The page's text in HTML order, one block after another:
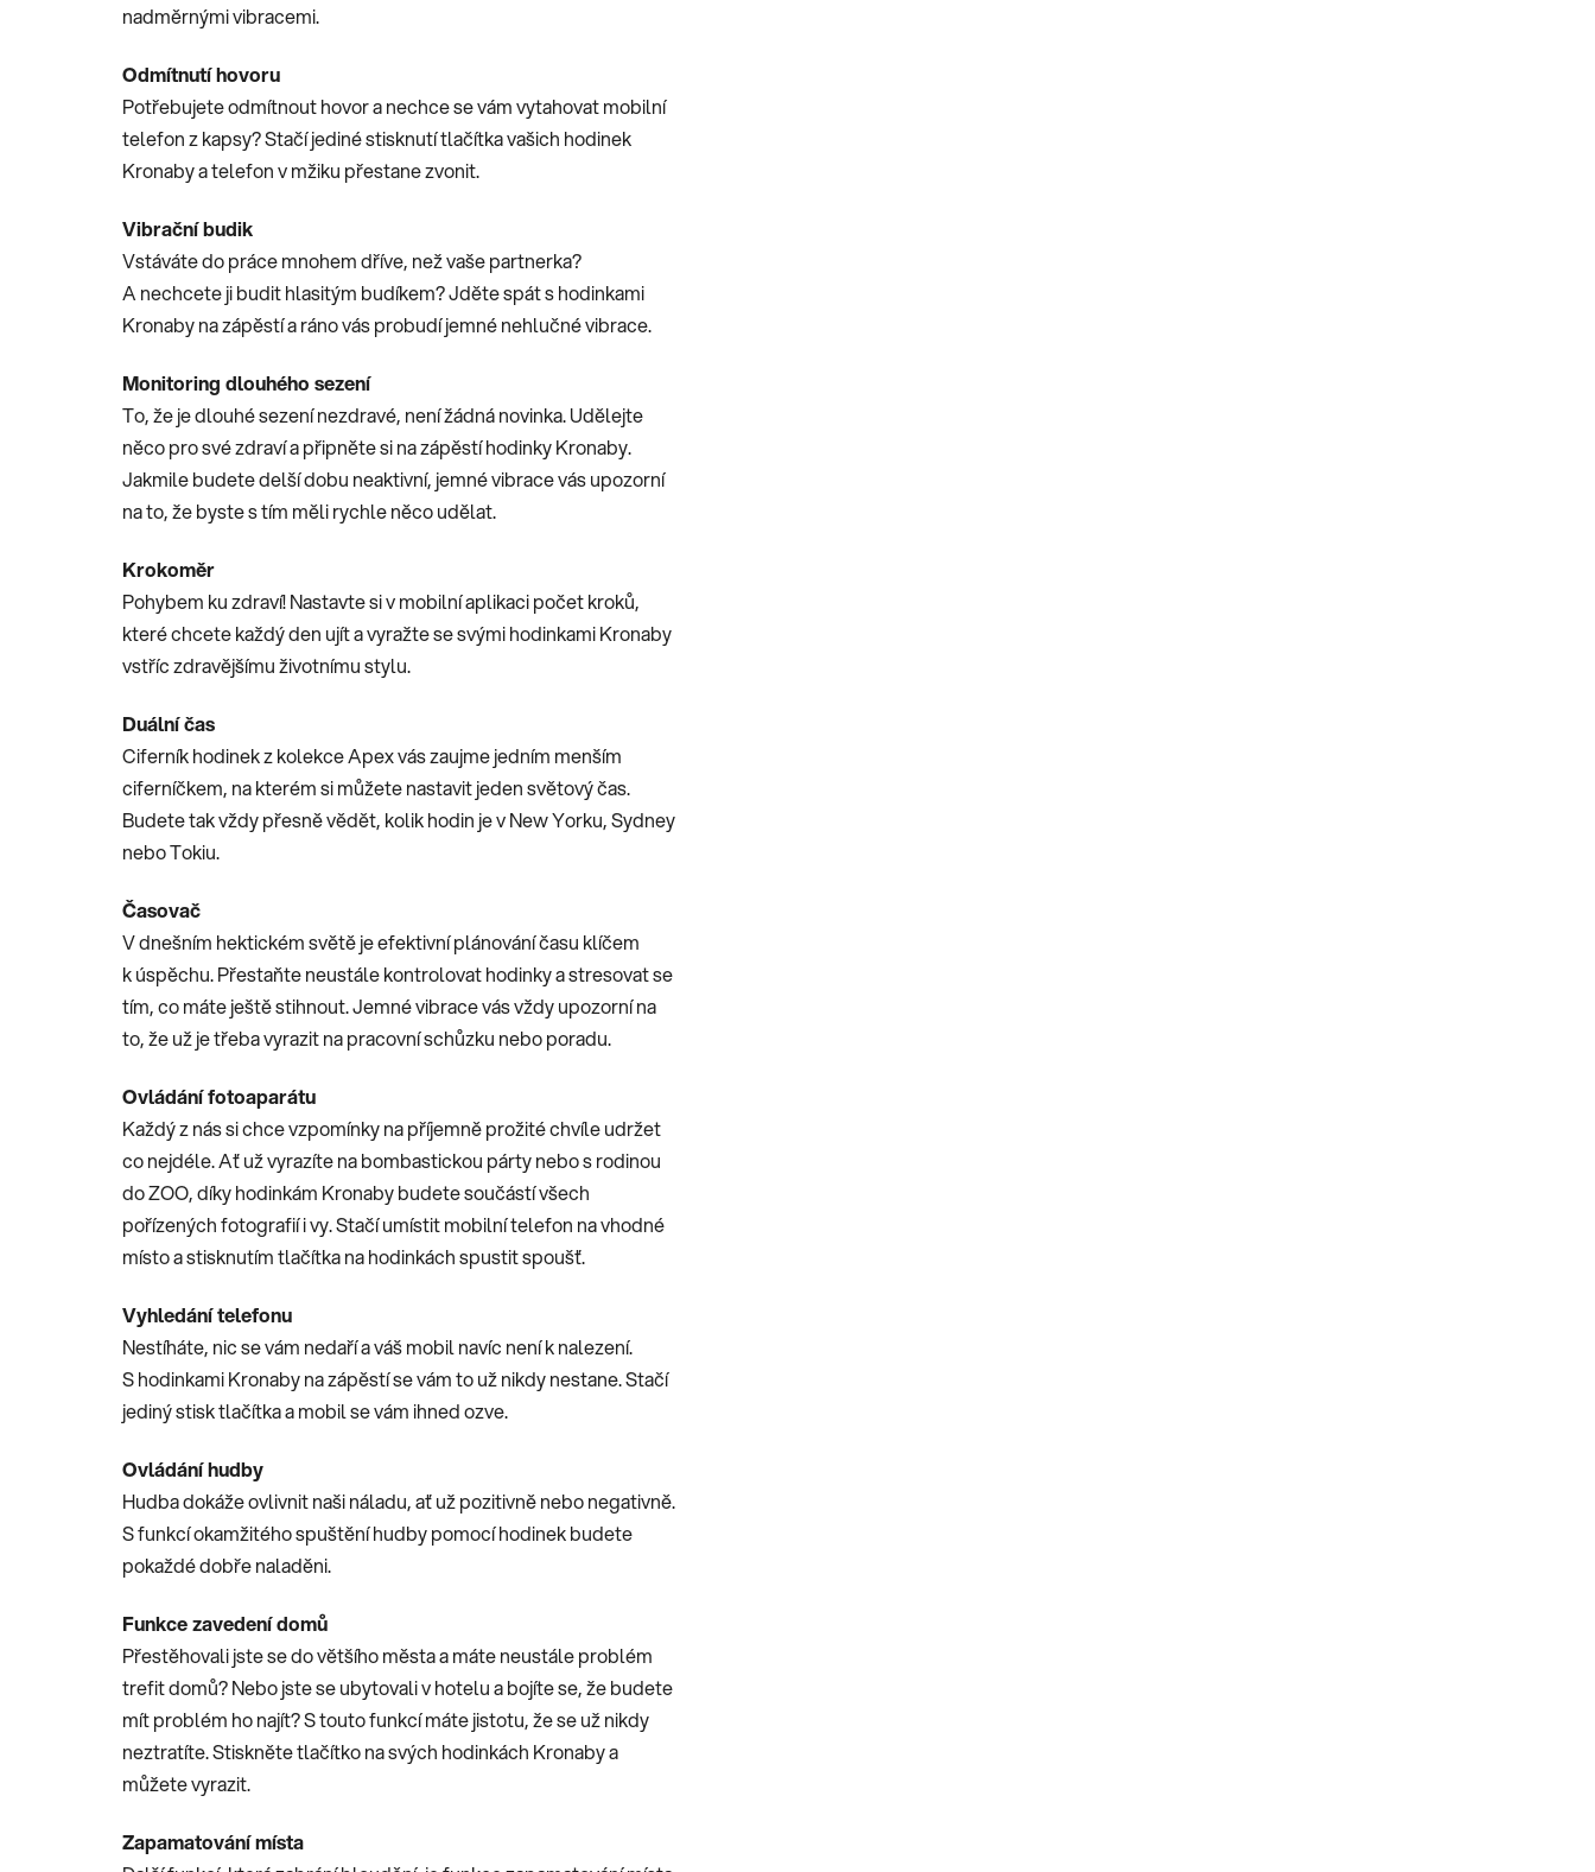
nadměrnými vibracemi.
Odmítnutí hovoru
Potřebujete odmítnout hovor a nechce se vám vytahovat mobilní
telefon z kapsy? Stačí jediné stisknutí tlačítka vašich hodinek
Kronaby a telefon v mžiku přestane zvonit.
Vibrační budik
Vstáváte do práce mnohem dříve, než vaše partnerka?
A nechcete ji budit hlasitým budíkem? Jděte spát s hodinkami
Kronaby na zápěstí a ráno vás probudí jemné nehlučné vibrace.
Monitoring dlouhého sezení
To, že je dlouhé sezení nezdravé, není žádná novinka. Udělejte
něco pro své zdraví a připněte si na zápěstí hodinky Kronaby.
Jakmile budete delší dobu neaktivní, jemné vibrace vás upozorní
na to, že byste s tím měli rychle něco udělat.
Krokoměr
Pohybem ku zdraví! Nastavte si v mobilní aplikaci počet kroků,
které chcete každý den ujít a vyražte se svými hodinkami Kronaby
vstříc zdravějšímu životnímu stylu.
Duální čas
Ciferník hodinek z kolekce Apex vás zaujme jedním menším
ciferníčkem, na kterém si můžete nastavit jeden světový čas.
Budete tak vždy přesně vědět, kolik hodin je v New Yorku, Sydney
nebo Tokiu.
Časovač
V dnešním hektickém světě je efektivní plánování času klíčem
k úspěchu. Přestaňte neustále kontrolovat hodinky a stresovat se
tím, co máte ještě stihnout. Jemné vibrace vás vždy upozorní na
to, že už je třeba vyrazit na pracovní schůzku nebo poradu.
Ovládání fotoaparátu
Každý z nás si chce vzpomínky na příjemně prožité chvíle udržet
co nejdéle. Ať už vyrazíte na bombastickou párty nebo s rodinou
do ZOO, díky hodinkám Kronaby budete součástí všech
pořízených fotografií i vy. Stačí umístit mobilní telefon na vhodné
místo a stisknutím tlačítka na hodinkách spustit spoušť.
Vyhledání telefonu
Nestíháte, nic se vám nedaří a váš mobil navíc není k nalezení.
S hodinkami Kronaby na zápěstí se vám to už nikdy nestane. Stačí
jediný stisk tlačítka a mobil se vám ihned ozve.
Ovládání hudby
Hudba dokáže ovlivnit naši náladu, ať už pozitivně nebo negativně.
S funkcí okamžitého spuštění hudby pomocí hodinek budete
pokaždé dobře naladěni.
Funkce zavedení domů
Přestěhovali jste se do většího města a máte neustále problém
trefit domů? Nebo jste se ubytovali v hotelu a bojíte se, že budete
mít problém ho najít? S touto funkcí máte jistotu, že se už nikdy
neztratíte. Stiskněte tlačítko na svých hodinkách Kronaby a
můžete vyrazit.
Zapamatování místa